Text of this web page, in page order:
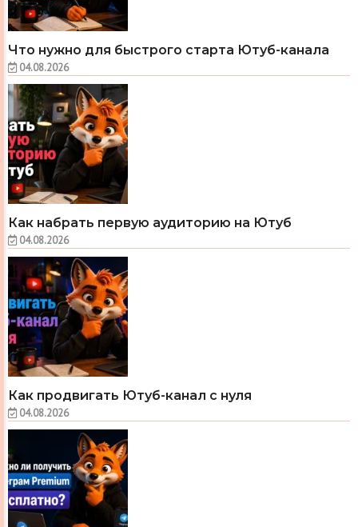
Что нужно для быстрого старта Ютуб-канала
04.08.2026
Как набрать первую аудиторию на Ютуб
04.08.2026
Как продвигать Ютуб-канал с нуля
04.08.2026